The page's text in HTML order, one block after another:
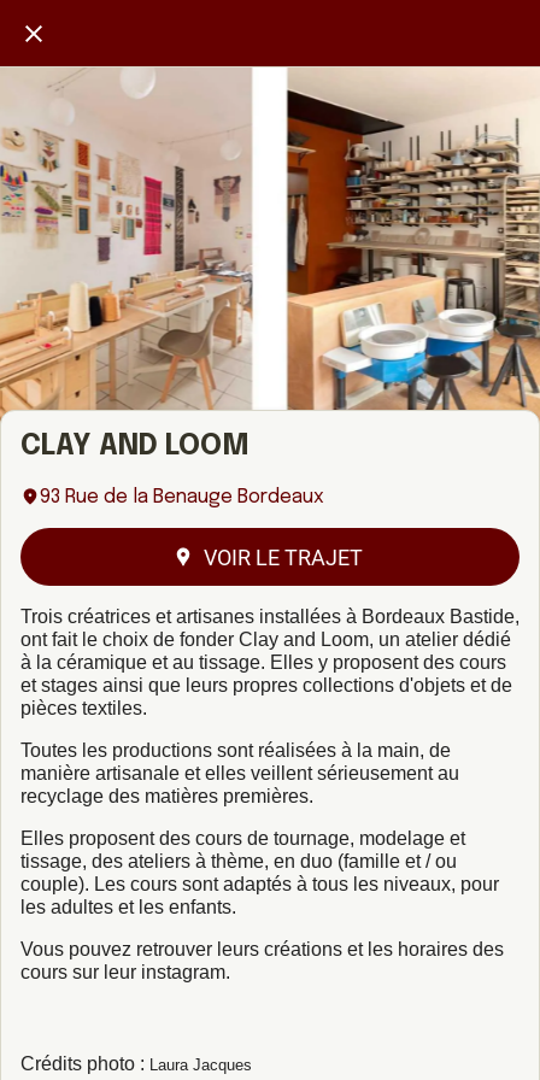
CLAY AND LOOM
93 Rue de la Benauge Bordeaux
VOIR LE TRAJET
Trois créatrices et artisanes installées à Bordeaux Bastide,
ont fait le choix de fonder Clay and Loom, un atelier dédié
à la céramique et au tissage. Elles y proposent des cours
et stages ainsi que leurs propres collections d'objets et de
pièces textiles.
Toutes les productions sont réalisées à la main, de
manière artisanale et elles veillent sérieusement au
recyclage des matières premières.
Elles proposent des cours de tournage, modelage et
tissage, des ateliers à thème, en duo (famille et / ou
couple). Les cours sont adaptés à tous les niveaux, pour
les adultes et les enfants.
Vous pouvez retrouver leurs créations et les horaires des
cours sur leur instagram.
Crédits photo : Laura Jacques